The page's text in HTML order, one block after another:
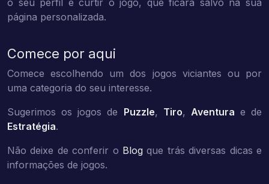
o seu perfil e curtir o jogo, que ficará salvo na sua
página personalizada.
Comece por aqui
Comece escolhendo um dos jogos viciantes ou por
uma categoria do seu interesse.
Sugerimos os jogos de Puzzle, Tiro, Aventura e de
Estratégia.
Não deixe de conferir o Blog que trás diversas dicas e
informações de jogos.